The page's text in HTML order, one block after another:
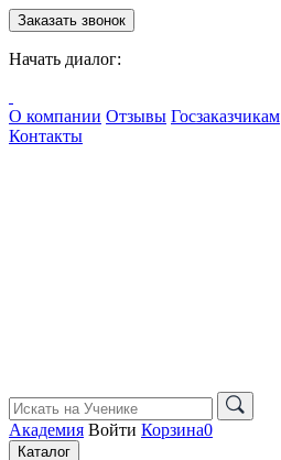
Заказать звонок
Начать диалог:
О компании Отзывы Госзаказчикам
Контакты
Академия Войти Корзина0
Каталог